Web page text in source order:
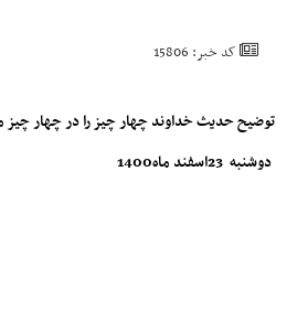
کد خبر: 15806
توضیح حدیث خداوند چهار چیز را در چهار
دوشنبه 23اسفند ماه1400